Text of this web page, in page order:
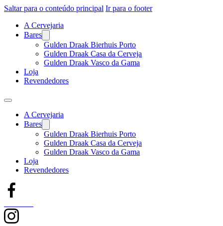
Saltar para o conteúdo principal Ir para o footer
A Cervejaria
Bares
Gulden Draak Bierhuis Porto
Gulden Draak Casa da Cerveja
Gulden Draak Vasco da Gama
Loja
Revendedores
A Cervejaria
Bares
Gulden Draak Bierhuis Porto
Gulden Draak Casa da Cerveja
Gulden Draak Vasco da Gama
Loja
Revendedores